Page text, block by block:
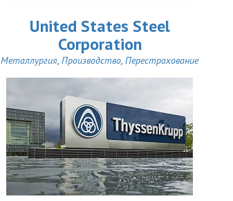
United States Steel
Corporation
Металлургия, Производство, Перестрахование